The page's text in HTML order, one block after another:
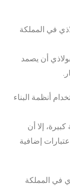
في المملكة
أن يصمد
أنظمة البناء
إلا أن
إضافية
في المملكة